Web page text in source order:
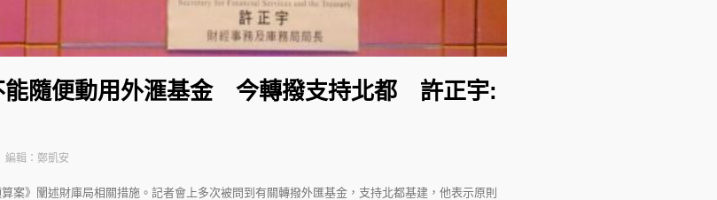
能隨便動用外滙基金 今轉撥支持北都 許正宇:
編輯：鄭凱安
案》闡述財庫局相關措施。記者會上多次被問到有關轉撥外匯基金，支持北都基建，他表示原則